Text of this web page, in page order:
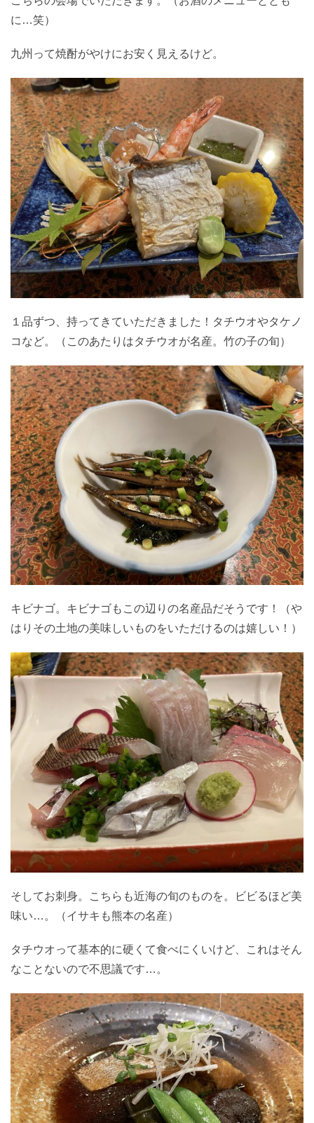
に…笑）
九州って焼酎がやけにお安く見えるけど。
１品ずつ、持ってきていただきました！タチウオやタケノ
コなど。（このあたりはタチウオが名産。竹の子の旬）
キビナゴ。キビナゴもこの辺りの名産品だそうです！（や
はりその土地の美味しいものをいただけるのは嬉しい！）
そしてお刺身。こちらも近海の旬のものを。ビビるほど美
味い…。（イサキも熊本の名産）
タチウオって基本的に硬くて食べにくいけど、これはそん
なことないので不思議です…。